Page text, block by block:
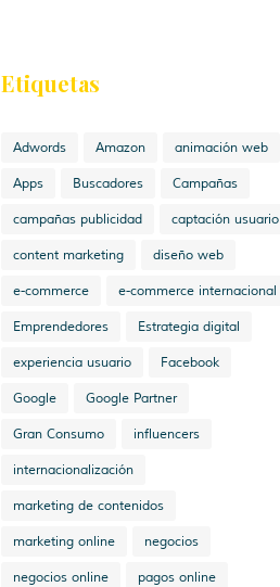
Etiquetas
Adwords Amazon animación web
Apps Buscadores Campañas
campañas publicidad captación usuario
content marketing diseño web
e-commerce e-commerce internacional
Emprendedores Estrategia digital
experiencia usuario Facebook
Google Google Partner
Gran Consumo influencers
internacionalización
marketing de contenidos
marketing online negocios
negocios online pagos online